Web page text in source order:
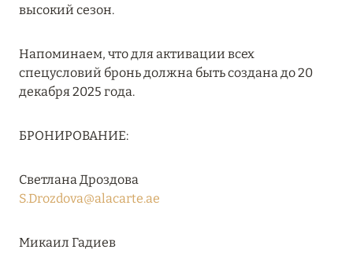
27 сентября 2024
Подробнее
ЭКСКЛЮЗИВНО»
высокий сезон.
Напоминаем, что для активации всех
спецусловий бронь должна быть создана до 20
декабря 2025 года.
БРОНИРОВАНИЕ:
Светлана Дроздова
S.Drozdova@alacarte.ae
Микаил Гадиев